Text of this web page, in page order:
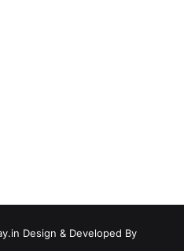
Design & Developed By